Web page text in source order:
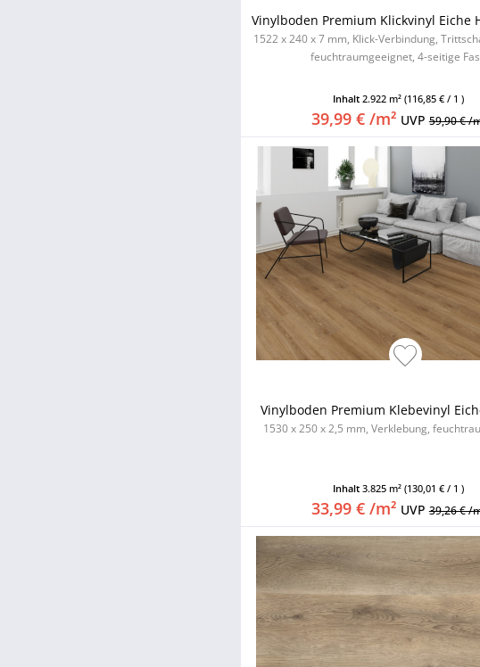
Vinylboden Premium Klickvinyl Eiche
1522 x 240 x 7 mm, Klick-Verbindung,
feuchtraumgeeignet, 4-seitige
Inhalt2.922 m²(116,85 € / 1 )
39,99 € /m² UVP59,90 € /
Vinylboden Premium Klebevinyl
1530 x 250 x 2,5 mm, Verklebung,
Inhalt3.825 m²(130,01 € / 1 )
33,99 € /m² UVP39,26 € /